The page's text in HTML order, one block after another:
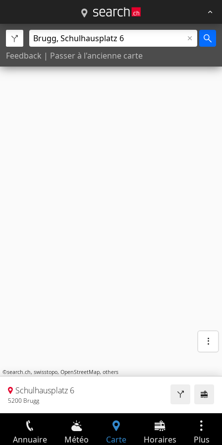
Feedback | Passer à l'ancienne carte
©search.ch, swisstopo, OpenStreetMap, others
Schulhausplatz 6
5200 Brugg
Annuaire Météo Carte Horaires Plus